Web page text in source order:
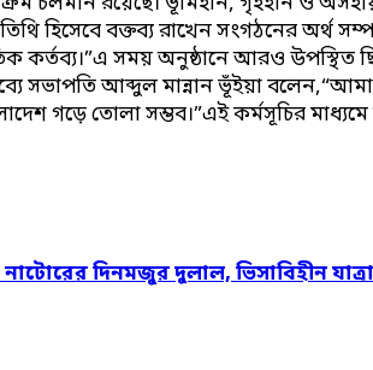
হিসেবে বক্তব্য রাখেন সংগঠনের অর্থ
কর্তব্য।”এ সময় অনুষ্ঠানে আরও
সভাপতি আব্দুল মান্নান ভূঁইয়া
গড়ে তোলা সম্ভব।”এই কর্মসূচির
দিনমজুর দুলাল, ভিসাবিহীন